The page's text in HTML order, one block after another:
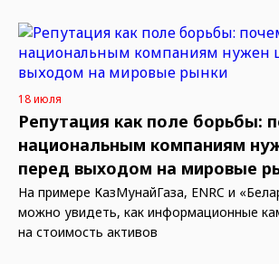
18 июля
Репутация как поле борьбы:
национальным компаниям
перед выходом на мировые
На примере КазМунайГаза, ENRC и
можно увидеть, как информационные
на стоимость активов